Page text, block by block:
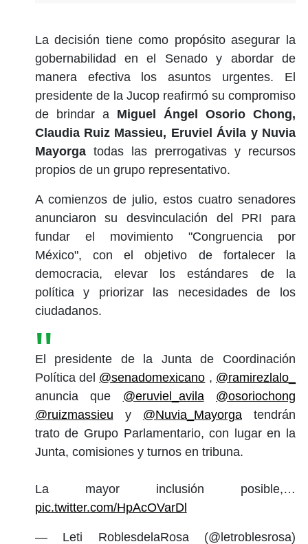
La decisión tiene como propósito asegurar la
gobernabilidad en el Senado y abordar de
manera efectiva los asuntos urgentes. El
presidente de la Jucop reafirmó su compromiso
de brindar a Miguel Ángel Osorio Chong,
Claudia Ruiz Massieu, Eruviel Ávila y Nuvia
Mayorgatodas las prerrogativas y recursos
propios de un grupo representativo.
A comienzos de julio, estos cuatro senadores
anunciaron su desvinculación del PRI para
fundar el movimiento "Congruencia por
México", con el objetivo de fortalecer la
democracia, elevar los estándares de la
política y priorizar las necesidades de los
ciudadanos.
El presidente de la Junta de Coordinación
Política del @senadomexicano , @ramirezlalo_
anuncia que @eruviel_avila
@osoriochong
@ruizmassieu y @Nuvia_Mayorgatendrán
trato de Grupo Parlamentario, con lugar en la
Junta, comisiones y turnos en tribuna.
La mayor inclusión posible,…
pic.twitter.com/HpAcOVarDl
— Leti RoblesdelaRosa (@letroblesrosa)